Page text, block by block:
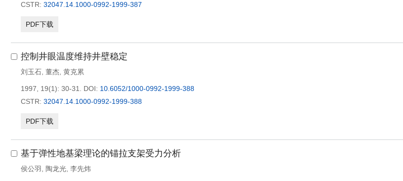
CSTR: 32047.14.1000-0992-1999-387
PDF下载
控制井眼温度维持井壁稳定
刘玉石 董杰 黄克累
1997, 19(1): 30-31. DOI: 10.6052/1000-0992-1999-388
CSTR: 32047.14.1000-0992-1999-388
PDF下载
基于弹性地基梁理论的锚拉支架受力分析
侯公羽 陶龙光 李先炜